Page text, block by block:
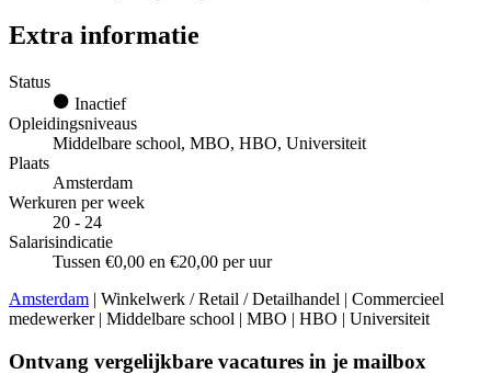
Extra informatie
Status
Inactief
Opleidingsniveaus
Middelbare school, MBO, HBO, Universiteit
Plaats
Amsterdam
Werkuren per week
20 - 24
Salarisindicatie
Tussen €0,00 en €20,00 per uur
Amsterdam | Winkelwerk / Retail / Detailhandel | Commercieel
medewerker | Middelbare school | MBO | HBO | Universiteit
Ontvang vergelijkbare vacatures in je mailbox